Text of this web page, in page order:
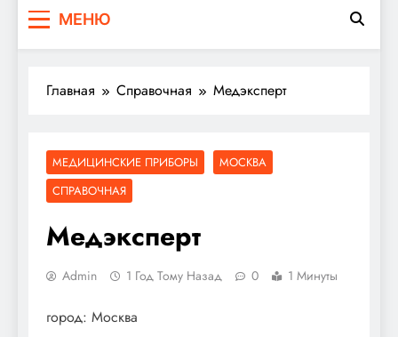
мужском здоровье
МЕНЮ
Главная Справочная Медэксперт
МЕДИЦИНСКИЕ ПРИБОРЫ
МОСКВА
СПРАВОЧНАЯ
Медэксперт
Admin 1 Год Тому Назад 0 1 Минуты
город: Москва